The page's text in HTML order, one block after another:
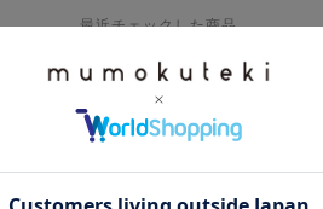
最近チェックした商品